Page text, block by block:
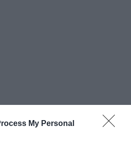
My Personal